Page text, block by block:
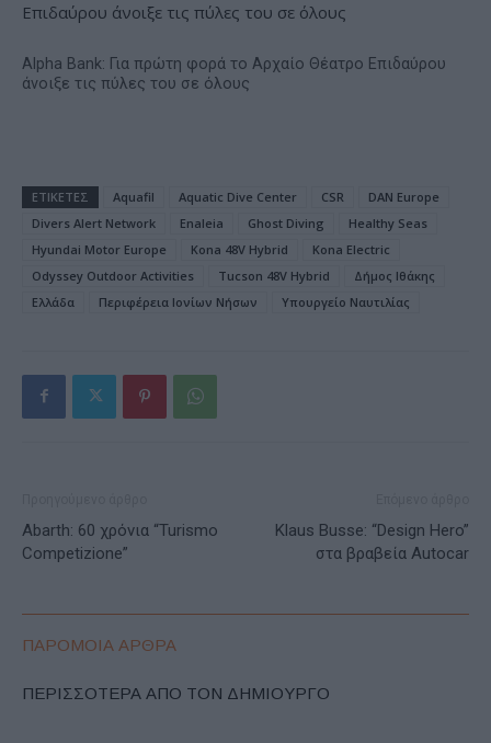
Alpha Bank: Για πρώτη φορά το Αρχαίο Θέατρο Επιδαύρου
άνοιξε τις πύλες του σε όλους
ΕΤΙΚΕΤΕΣ Aquafil Aquatic Dive Center CSR
DAN Europe
Divers Alert Network
Enaleia Ghost Diving
Healthy Seas
Hyundai Motor Europe
Kona 48V Hybrid
Kona Electric
Odyssey Outdoor Activities
Tucson 48V Hybrid
Δήμος Ιθάκης
Ελλάδα
Περιφέρεια Ιονίων Νήσων Υπουργείο Ναυτιλίας
Abarth: 60 χρόνια “Turismo
Competizione”
Klaus Busse: “Design Hero”
στα βραβεία Autocar
ΠΑΡΟΜΟΙΑ ΑΡΘΡΑ
ΠΕΡΙΣΣΟΤΕΡΑ ΑΠΟ ΤΟΝ ΔΗΜΙΟΥΡΓΟ